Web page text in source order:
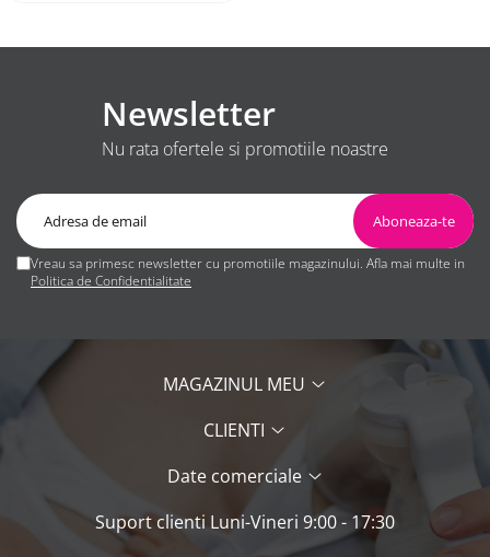
Newsletter
Nu rata ofertele si promotiile noastre
Vreau sa primesc newsletter cu promotiile magazinului. Afla mai multe in
Politica de Confidentialitate
MAGAZINUL MEU
CLIENTI
Date comerciale
Suport clientiLuni-Vineri 9:00 - 17:30